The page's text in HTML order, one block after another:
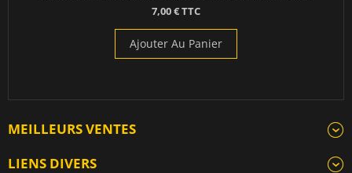
7,00 € TTC
Ajouter Au Panier
MEILLEURS VENTES
LIENS DIVERS